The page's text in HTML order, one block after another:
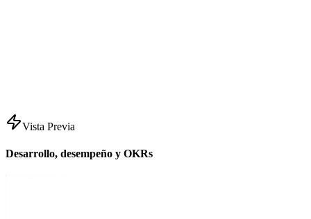
Vista Previa
Desarrollo, desempeño y OKRs